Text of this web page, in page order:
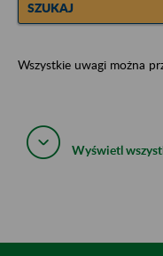
SZUKAJ
Wszystkie uwagi można
Wyświetl